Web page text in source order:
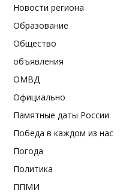
Новости региона
Образование
Общество
объявления
ОМВД
Официально
Памятные даты России
Победа в каждом из нас
Погода
Политика
ППМИ